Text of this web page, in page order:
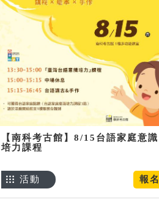
【南科考古館】8/15台語家庭意識
培力課程
報名
活動